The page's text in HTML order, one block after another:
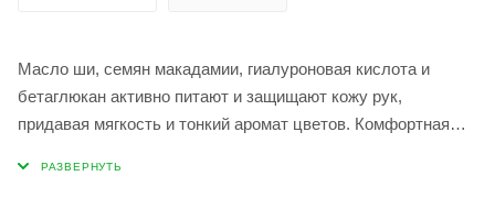
Масло ши, семян макадамии, гиалуроновая кислота и
бетаглюкан активно питают и защищают кожу рук,
придавая мягкость и тонкий аромат цветов. Комфортная